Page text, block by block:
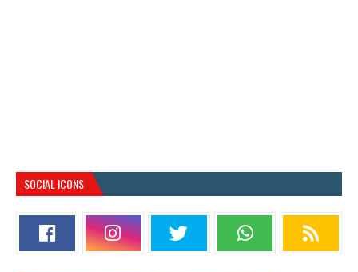
SOCIAL ICONS